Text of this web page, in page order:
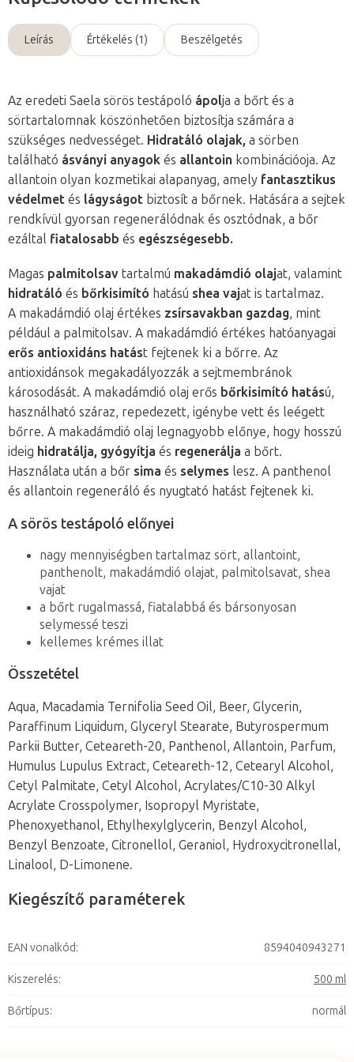
Leírás Értékelés (1) Beszélgetés
Az eredeti Saela sörös testápoló ápolja a bőrt és a
sörtartalomnak köszönhetően biztosítja számára a
szükséges nedvességet. Hidratáló olajak, a sörben
található ásványi anyagok és allantoin kombinációoja. Az
allantoin olyan kozmetikai alapanyag, amely fantasztikus
védelmet és lágyságot biztosít a bőrnek. Hatására a sejtek
rendkívül gyorsan regenerálódnak és osztódnak, a bőr
ezáltal fiatalosabb és egészségesebb.
Magas palmitolsav tartalmú makadámdió olajat, valamint
hidratáló és bőrkisimító hatású shea vajat is tartalmaz.
A makadámdió olaj értékes zsírsavakban gazdag, mint
például a palmitolsav. A makadámdió értékes hatóanyagai
erős antioxidáns hatást fejtenek ki a bőrre. Az
antioxidánsok megakadályozzák a sejtmembránok
károsodását. A makadámdió olaj erős bőrkisimító hatású,
használható száraz, repedezett, igénybe vett és leégett
bőrre. A makadámdió olaj legnagyobb előnye, hogy hosszú
ideig hidratálja, gyógyítja és regenerálja a bőrt.
Használata után a bőr sima és selymes lesz. A panthenol
és allantoin regeneráló és nyugtató hatást fejtenek ki.
A sörös testápoló előnyei
nagy mennyiségben tartalmaz sört, allantoint,
panthenolt, makadámdió olajat, palmitolsavat, shea
vajat
a bőrt rugalmassá, fiatalabbá és bársonyosan
selymessé teszi
kellemes krémes illat
Összetétel
Aqua, Macadamia Ternifolia Seed Oil, Beer, Glycerin,
Paraffinum Liquidum, Glyceryl Stearate, Butyrospermum
Parkii Butter, Ceteareth-20, Panthenol, Allantoin, Parfum,
Humulus Lupulus Extract, Ceteareth-12, Cetearyl Alcohol,
Cetyl Palmitate, Cetyl Alcohol, Acrylates/C10-30 Alkyl
Acrylate Crosspolymer, Isopropyl Myristate,
Phenoxyethanol, Ethylhexylglycerin, Benzyl Alcohol,
Benzyl Benzoate, Citronellol, Geraniol, Hydroxycitronellal,
Linalool, D-Limonene.
Kiegészítő paraméterek
EAN vonalkód: 8594040943271
Kiszerelés: 500 ml
Bőrtípus: normál